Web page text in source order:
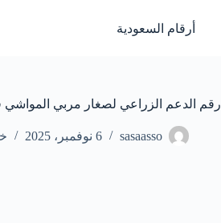
المحتوى
أرقام السعودية
رقم الدعم الزراعي لصغار مربي المواشي
sasaasso 6 نوفمبر، 2025